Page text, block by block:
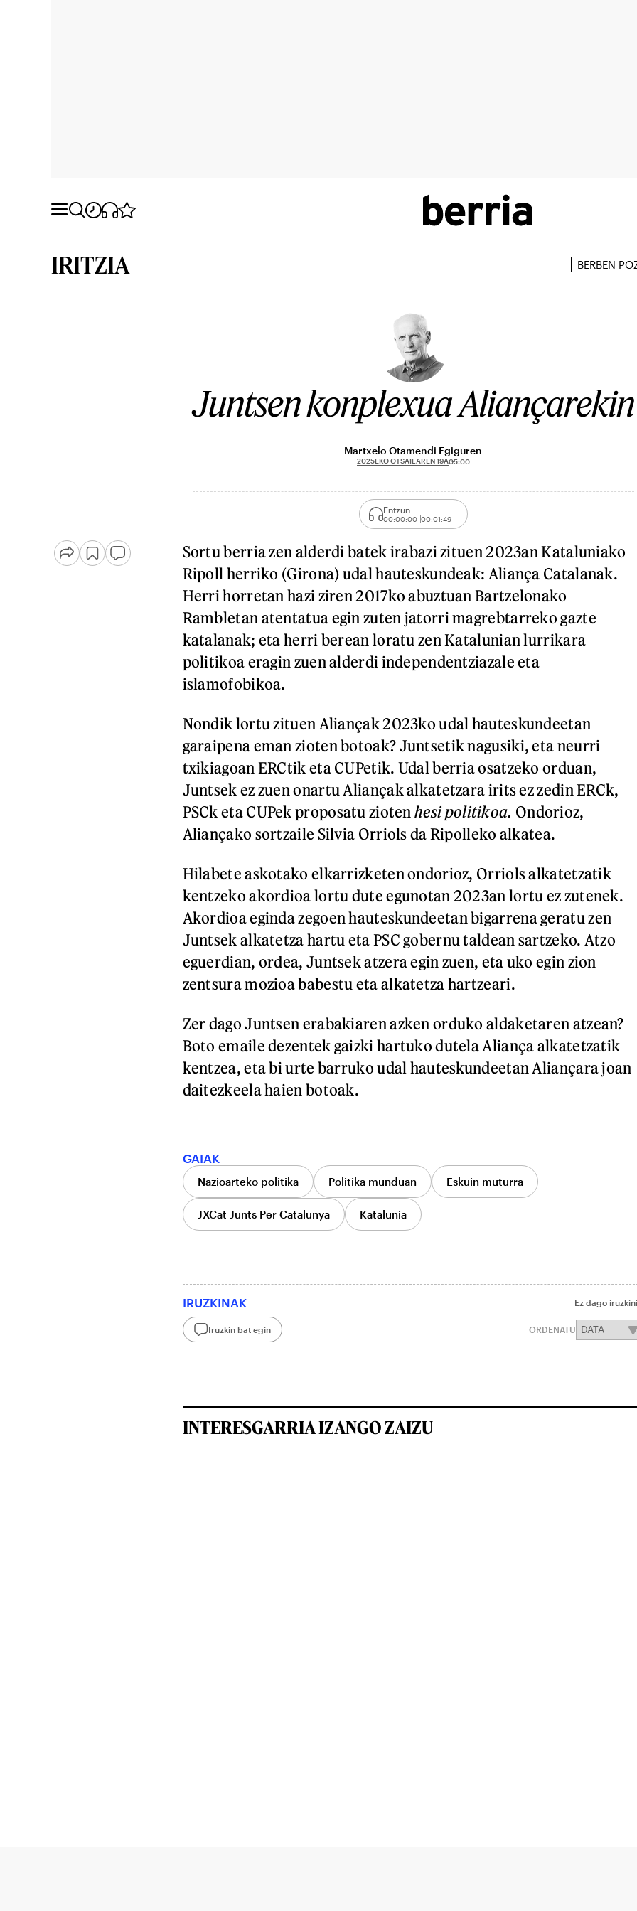
IRITZIA BERBEN
Juntsen konplexua Aliançarekin
Martxelo Otamendi Egiguren
2025EKO OTSAILAREN 19A05:00
Entzun
00:00:00 00:01:49
Sortu berria zen alderdi batek irabazi zituen 2023an Kataluniako
Ripoll herriko (Girona) udal hauteskundeak: Aliança Catalanak.
Herri horretan hazi ziren 2017ko abuztuan Bartzelonako
Rambletan atentatua egin zuten jatorri magrebtarreko gazte
katalanak; eta herri berean loratu zen Katalunian lurrikara
politikoa eragin zuen alderdi independentziazale eta
islamofobikoa.
Nondik lortu zituen Aliançak 2023ko udal hauteskundeetan
garaipena eman zioten botoak? Juntsetik nagusiki, eta neurri
txikiagoan ERCtik eta CUPetik. Udal berria osatzeko orduan,
Juntsek ez zuen onartu Aliançak alkatetzara irits ez zedin ERCk,
PSCk eta CUPek proposatu ziotenhesi politikoa. Ondorioz,
Aliançako sortzaile Silvia Orriols da Ripolleko alkatea.
Hilabete askotako elkarrizketen ondorioz, Orriols alkatetzatik
kentzeko akordioa lortu dute egunotan 2023an lortu ez zutenek.
Akordioa eginda zegoen hauteskundeetan bigarrena geratu zen
Juntsek alkatetza hartu eta PSC gobernu taldean sartzeko. Atzo
eguerdian, ordea, Juntsek atzera egin zuen, eta uko egin zion
zentsura mozioa babestu eta alkatetza hartzeari.
Zer dago Juntsen erabakiaren azken orduko aldaketaren atzean?
Boto emaile dezentek gaizki hartuko dutela Aliança alkatetzatik
kentzea, eta bi urte barruko udal hauteskundeetan Aliançara joan
daitezkeela haien botoak.
GAIAK
Nazioarteko politika Politika munduan Eskuin muturra
JXCat Junts Per Catalunya Katalunia
IRUZKINAK Ez dago
Iruzkin bat egin ORDENATU
INTERESGARRIA IZANGO ZAIZU